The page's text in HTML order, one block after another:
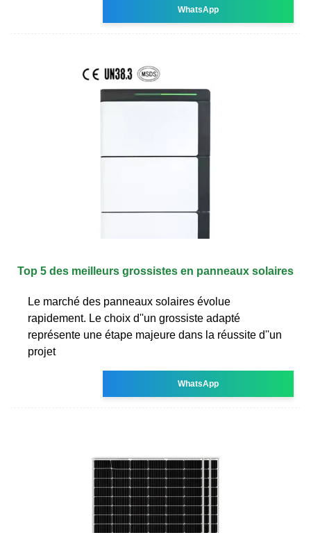
WhatsApp
Top 5 des meilleurs grossistes en panneaux solaires
Le marché des panneaux solaires évolue
rapidement. Le choix d''un grossiste adapté
représente une étape majeure dans la réussite d''un
projet
WhatsApp